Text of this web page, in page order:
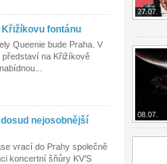
Křižíkovu fontánu
Queenie bude Praha. V
představí na Křižíkově
nejosobnější
vrací do Prahy společně
koncertní šňůry KV’S
27.07.
08.07.